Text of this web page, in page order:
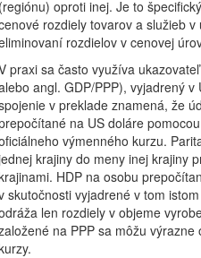
(regiónu) oproti inej. Je to
rozdiely tovarov a služieb
rozdielov v cenovej
praxi sa často využíva
angl. GDP/PPP), vyjadrený
v preklade znamená, že
na US doláre
výmenného kurzu.
krajiny do meny inej krajiny
HDP na osobu
skutočnosti vyjadrené v tom
len rozdiely v objeme
na PPP sa môžu